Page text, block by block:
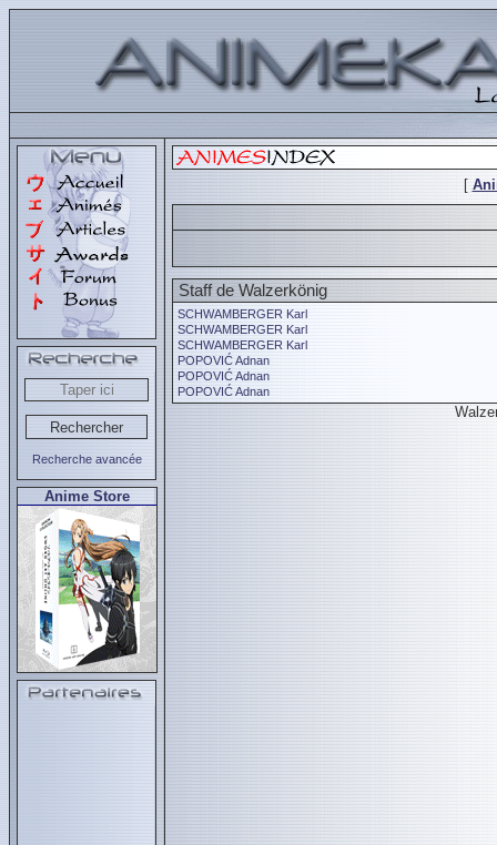
Recherche avancée
Anime Store
[
Staff de Walzerkönig
SCHWAMBERGER Karl
SCHWAMBERGER Karl
SCHWAMBERGER Karl
POPOVIĆ Adnan
POPOVIĆ Adnan
POPOVIĆ Adnan